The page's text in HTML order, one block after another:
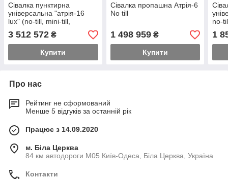
Сівалка пунктирна
універсальна "атрія-16
lux" (no-till, mini-till,
традиційна технологія)
3 512 572 ₴
Купити
Сівалка пропашна Атрія-6
No till
1 498 959₴
Купити
no-
1
Про нас
Рейтинг не сформований
Менше 5 відгуків за останній рік
Працює з 14.09.2020
м. Біла Церква
84 км автодороги М05 Київ-Одеса, Біла Церква, Україна
Контакти